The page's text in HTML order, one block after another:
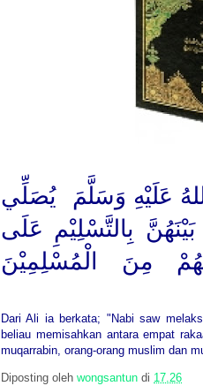
عَلَيْهِ وَسَلَّمَ
يُصَلِّي
بِالتَّسْلِيْمِ عَلَى
مِنَ الْمُسْلِمِيْنَ
Dari Ali ia berkata; "Nabi saw
beliau memisahkan antara empat
muqarrabin, orang-orang muslim dan
Diposting oleh wongsantun di 17.26